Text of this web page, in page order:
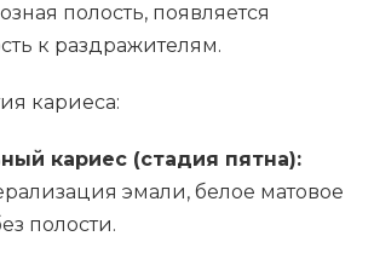
полость, появляется
к раздражителям.
кариеса:
кариес (стадия пятна):
эмали, белое матовое
полости.